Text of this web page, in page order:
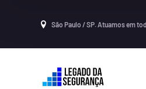
São Paulo / SP. Atuamos em